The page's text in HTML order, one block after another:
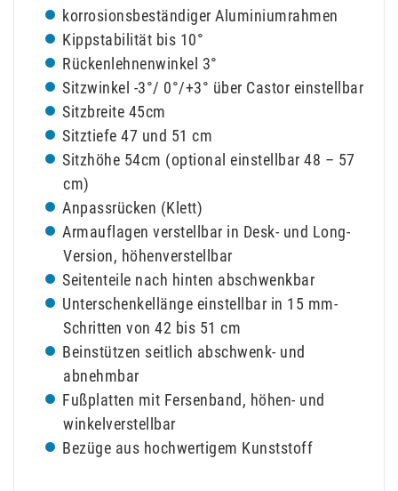
korrosionsbeständiger Aluminiumrahmen
Kippstabilität bis 10°
Rückenlehnenwinkel 3°
Sitzwinkel -3°/ 0°/+3° über Castor einstellbar
Sitzbreite 45cm
Sitztiefe 47 und 51 cm
Sitzhöhe 54cm (optional einstellbar 48 – 57
cm)
Anpassrücken (Klett)
Armauflagen verstellbar in Desk- und Long-
Version, höhenverstellbar
Seitenteile nach hinten abschwenkbar
Unterschenkellänge einstellbar in 15 mm-
Schritten von 42 bis 51 cm
Beinstützen seitlich abschwenk- und
abnehmbar
Fußplatten mit Fersenband, höhen- und
winkelverstellbar
Bezüge aus hochwertigem Kunststoff